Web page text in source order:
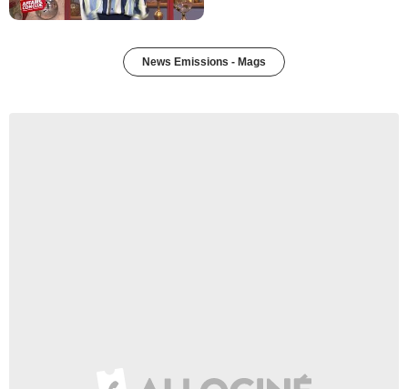
News Emissions - Mags